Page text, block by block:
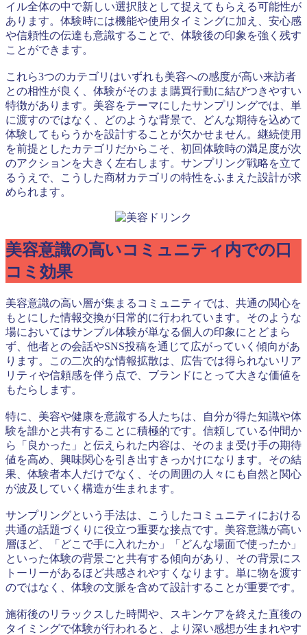
イル全体の中で新しい選択肢として捉えてもらえる可能性が
あります。体験時には機能や使用タイミングに加え、安心感
や信頼性の伝達も意識することで、体験後の印象を強く残す
ことができます。
これら3つのカテゴリはいずれも美容への感度が高い来訪者
との相性が良く、体験がそのまま購買行動に結びつきやすい
特徴があります。美容をテーマにしたサンプリングでは、単
に渡すのではなく、どのような背景で、どんな期待を込めて
体験してもらうかを設計することが欠かせません。継続使用
を前提としたカテゴリだからこそ、初回体験時の満足度が次
のアクションを大きく左右します。サンプリング戦略を立て
るうえで、こうした商材カテゴリの特性をふまえた設計が求
められます。
美容意識の高いコミュニティ内での口
コミ効果
美容意識の高い層が集まるコミュニティでは、共通の関心を
もとにした情報交換が日常的に行われています。そのような
場においてはサンプル体験が単なる個人の印象にとどまら
ず、他者との会話やSNS投稿を通じて広がっていく傾向があ
ります。この二次的な情報拡散は、広告では得られないリア
リティや信頼感を伴う点で、ブランドにとって大きな価値を
もたらします。
特に、美容や健康を意識する人たちは、自分が得た知識や体
験を誰かと共有することに積極的です。信頼している仲間か
ら「良かった」と伝えられた内容は、そのまま受け手の期待
値を高め、興味関心を引き出すきっかけになります。その結
果、体験者本人だけでなく、その周囲の人々にも自然と関心
が波及していく構造が生まれます。
サンプリングという手法は、こうしたコミュニティにおける
共通の話題づくりに役立つ重要な接点です。美容意識が高い
層ほど、「どこで手に入れたか」「どんな場面で使ったか」
といった体験の背景ごと共有する傾向があり、その背景にス
トーリーがあるほど共感されやすくなります。単に物を渡す
のではなく、体験の文脈を含めて設計することが重要です。
施術後のリラックスした時間や、スキンケアを終えた直後の
タイミングで体験が行われると、より深い感想が生まれやす